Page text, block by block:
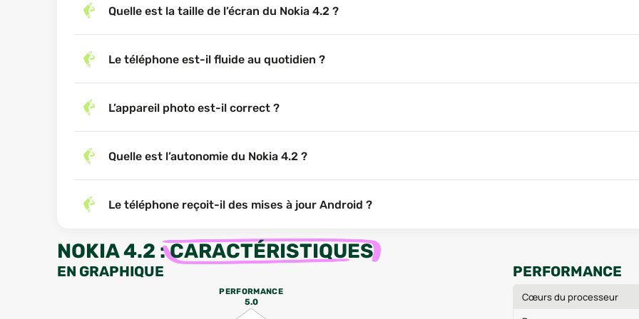
Quelle est la taille de l’écran du Nokia 4.2 ?
Le téléphone est-il fluide au quotidien ?
L’appareil photo est-il correct ?
Quelle est l’autonomie du Nokia 4.2 ?
Le téléphone reçoit-il des mises à jour Android ?
NOKIA 4.2 :CARACTÉRISTIQUES
EN GRAPHIQUE
PERFORMANCE
5.0
PERFORMANCE
Cœurs du processeur